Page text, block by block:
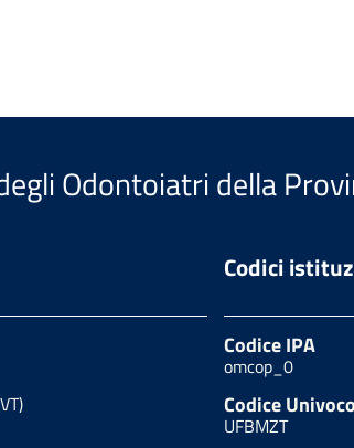
Odontoiatri della
Codici
Codice IPA
omcop_0
Codice
UFBMZT